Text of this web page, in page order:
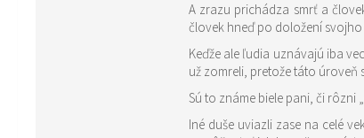
A zrazu prichádza smrť a
človek hneď po doložení
Keďže ale ľudia uznávajú iba
už zomreli, pretože táto úroveň
Sú to známe biele pani, či
Iné duše uviazli zase na celé